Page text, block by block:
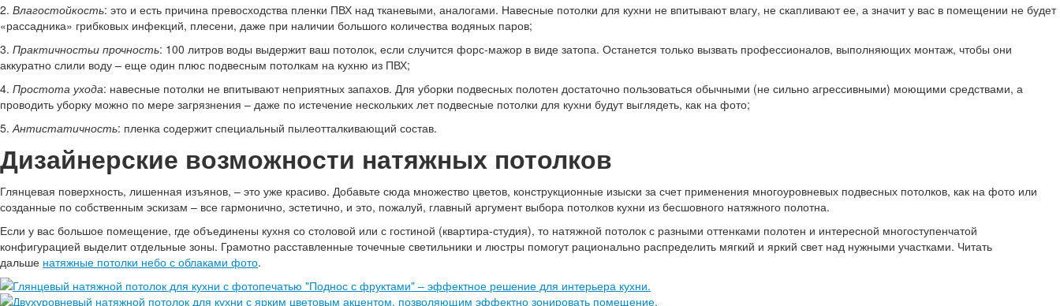
2. Влагостойкость: это и есть причина превосходства пленки ПВХ над тканевыми, аналогами. Навесные потолки для кухни не впитывают влагу, не скапливают ее, а значит у вас в помещении не будет
«рассадника» грибковых инфекций, плесени, даже при наличии большого количества водяных паров;
3. Практичностьи прочность: 100 литров воды выдержит ваш потолок, если случится форс-мажор в виде затопа. Останется только вызвать профессионалов, выполняющих монтаж, чтобы они
аккуратно слили воду – еще один плюс подвесным потолкам на кухню из ПВХ;
4. Простота ухода: навесные потолки не впитывают неприятных запахов. Для уборки подвесных полотен достаточно пользоваться обычными (не сильно агрессивными) моющими средствами, а
проводить уборку можно по мере загрязнения – даже по истечение нескольких лет подвесные потолки для кухни будут выглядеть, как на фото;
5. Антистатичность: пленка содержит специальный пылеотталкивающий состав.
Дизайнерские возможности натяжных потолков
Глянцевая поверхность, лишенная изъянов, – это уже красиво. Добавьте сюда множество цветов, конструкционные изыски за счет применения многоуровневых подвесных потолков, как на фото или
созданные по собственным эскизам – все гармонично, эстетично, и это, пожалуй, главный аргумент выбора потолков кухни из бесшовного натяжного полотна.
Если у вас большое помещение, где объединены кухня со столовой или с гостиной (квартира-студия), то натяжной потолок с разными оттенками полотен и интересной многоступенчатой
конфигурацией выделит отдельные зоны. Грамотно расставленные точечные светильники и люстры помогут рационально распределить мягкий и яркий свет над нужными участками. Читать
дальше натяжные потолки небо с облаками фото.